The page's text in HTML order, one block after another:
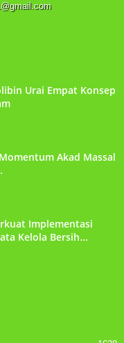
Urai Empat Konsep
Akad Massal
Implementasi
Kelola Bersih...